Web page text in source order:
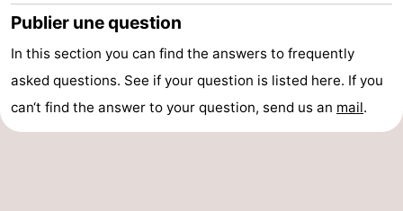
Médicales
Région
Publier une question
In this section you can find the answers to frequently
asked questions. See if your question is listed here. If you
can‘t find the answer to your question, send us an mail.